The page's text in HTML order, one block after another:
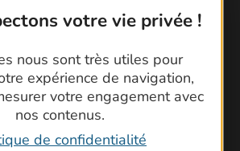
votre vie privée !
nous sont très utiles pour
expérience de navigation,
votre engagement avec
nos contenus.
de confidentialité